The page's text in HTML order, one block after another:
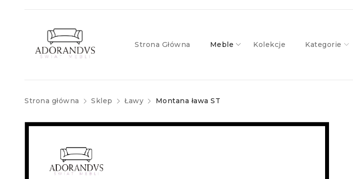
Strona Główna Meble Kolekcje Kategorie
Strona główna Sklep Ławy Montana ława ST